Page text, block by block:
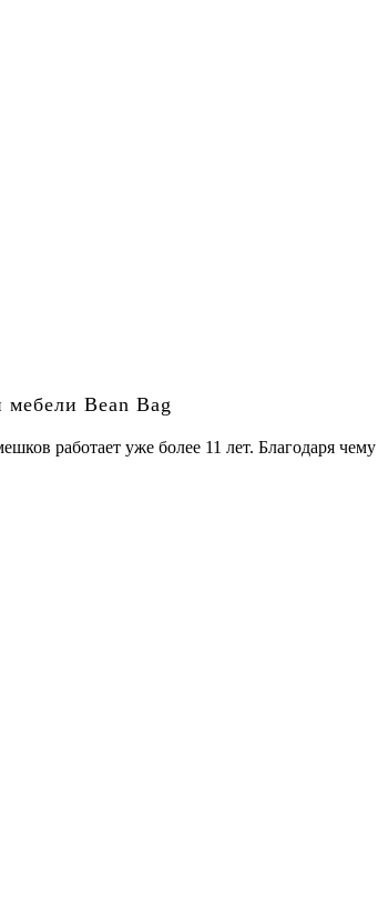
мебели Bean Bag
работает уже более 11 лет. Благодаря